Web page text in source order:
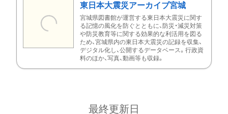
東日本大震災アーカイブ宮城
宮城県図書館が運営する東日本大震災に関す
る記憶の風化を防ぐとともに、防災・減災対策
や防災教育等に関する効果的な利活用を図る
ため、宮城県内の東日本大震災の記録を収集、
デジタル化し、公開するデータベース。行政資
料のほか、写真、動画等も収録。
最終更新日